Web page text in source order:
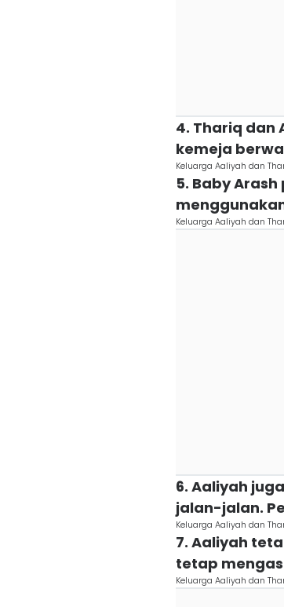
4. Thariq dan
kemeja
Keluarga Aaliyah dan
5. Baby
Keluarga Aaliyah dan
6. Aaliyah
jalan-jalan.
Keluarga Aaliyah dan
7. Aaliyah
tetap
Keluarga Aaliyah dan